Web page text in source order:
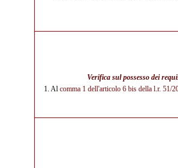
Verifica sul possesso dei
1. Al comma 1 dell'articolo 6 bis della l.r. 51/